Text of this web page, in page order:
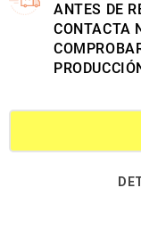
ANTES DE
CONTACTA